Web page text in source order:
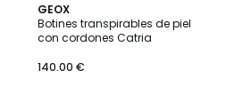
GEOX
Botines transpirables de piel
con cordones Catria
140.00 €
5
/
5